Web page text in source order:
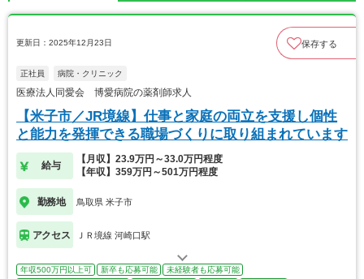
更新日：2025年12月23日 保存する
正社員 病院・クリニック
医療法人同愛会 博愛病院の薬剤師求人
【米子市／JR境線】仕事と家庭の両立を支援し個性
と能力を発揮できる職場づくりに取り組まれています
給与
【月収】23.9万円～33.0万円程度
【年収】359万円～501万円程度
勤務地 鳥取県 米子市
アクセス ＪＲ境線 河崎口駅
年収500万円以上可 新卒も応募可能
未経験者も応募可能